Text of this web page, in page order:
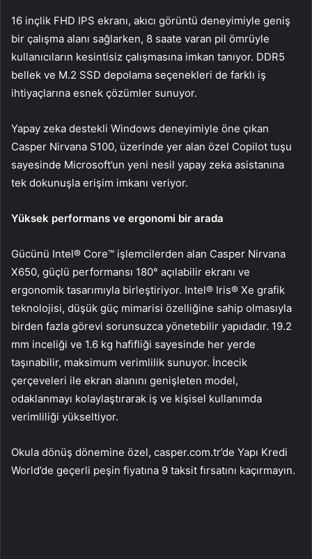
16 inçlik FHD IPS ekranı, akıcı görüntü deneyimiyle geniş
bir çalışma alanı sağlarken, 8 saate varan pil ömrüyle
kullanıcıların kesintisiz çalışmasına imkan tanıyor. DDR5
bellek ve M.2 SSD depolama seçenekleri de farklı iş
ihtiyaçlarına esnek çözümler sunuyor.
Yapay zeka destekli Windows deneyimiyle öne çıkan
Casper Nirvana S100, üzerinde yer alan özel Copilot tuşu
sayesinde Microsoft’un yeni nesil yapay zeka asistanına
tek dokunuşla erişim imkanı veriyor.
Yüksek performans ve ergonomi bir arada
Gücünü Intel® Core™ işlemcilerden alan Casper Nirvana
X650, güçlü performansı 180° açılabilir ekranı ve
ergonomik tasarımıyla birleştiriyor. Intel® Iris® Xe grafik
teknolojisi, düşük güç mimarisi özelliğine sahip olmasıyla
birden fazla görevi sorunsuzca yönetebilir yapıdadır. 19.2
mm inceliği ve 1.6 kg hafifliği sayesinde her yerde
taşınabilir, maksimum verimlilik sunuyor. İncecik
çerçeveleri ile ekran alanını genişleten model,
odaklanmayı kolaylaştırarak iş ve kişisel kullanımda
verimliliği yükseltiyor.
Okula dönüş dönemine özel, casper.com.tr’de Yapı Kredi
World’de geçerli peşin fiyatına 9 taksit fırsatını kaçırmayın.